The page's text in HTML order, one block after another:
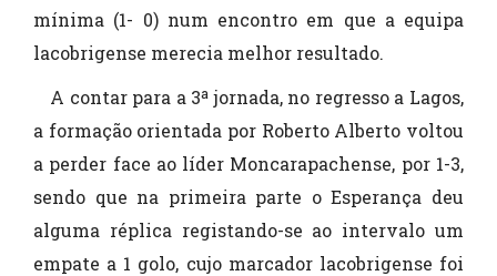
mínima (1- 0) num encontro em que a equipa
lacobrigense merecia melhor resultado.
A contar para a 3ª jornada, no regresso a Lagos,
a formação orientada por Roberto Alberto voltou
a perder face ao líder Moncarapachense, por 1-3,
sendo que na primeira parte o Esperança deu
alguma réplica registando-se ao intervalo um
empate a 1 golo, cujo marcador lacobrigense foi